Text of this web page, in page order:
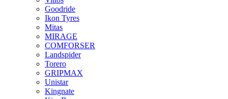
Goodride
Ikon Tyres
Mitas
MIRAGE
COMFORSER
Landspider
Torero
GRIPMAX
Unistar
Kingnate